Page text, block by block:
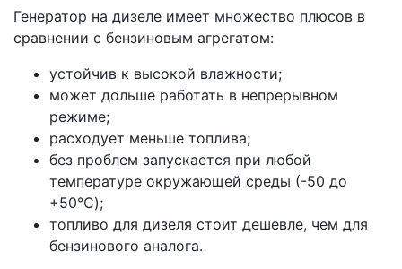
Генератор на дизеле имеет множество плюсов в
сравнении с бензиновым агрегатом:
устойчив к высокой влажности;
может дольше работать в непрерывном
режиме;
расходует меньше топлива;
без проблем запускается при любой
температуре окружающей среды (-50 до
+50°C);
топливо для дизеля стоит дешевле, чем для
бензинового аналога.